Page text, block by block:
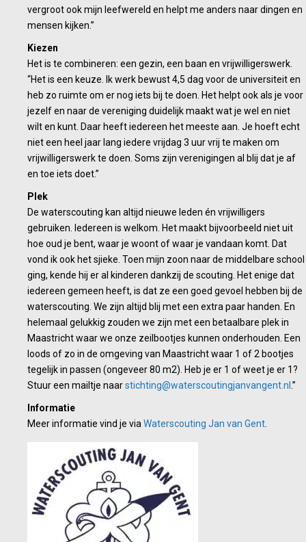
vergroot ook mijn leefwereld en helpt me anders naar dingen en
mensen kijken.”
Kiezen
Het is te combineren: een gezin, een baan en vrijwilligerswerk.
“Het is een keuze. Ik werk bewust 4,5 dag voor de universiteit en
heb zo ruimte om er nog iets bij te doen. Het helpt ook als je voor
jezelf en naar de vereniging duidelijk maakt wat je wel en niet
wilt en kunt. Daar heeft iedereen het meeste aan. Je hoeft echt
niet een heel jaar lang iedere vrijdag 3 uur vrij te maken om
vrijwilligerswerk te doen. Soms zijn verenigingen al blij dat je af
en toe iets doet.”
Plek
De waterscouting kan altijd nieuwe leden én vrijwilligers
gebruiken. Iedereen is welkom. Het maakt bijvoorbeeld niet uit
hoe oud je bent, waar je woont of waar je vandaan komt. Dat
vond ik ook het sjieke. Toen mijn zoon naar de middelbare school
ging, kende hij er al kinderen dankzij de scouting. Het enige dat
iedereen gemeen heeft, is dat ze een goed gevoel hebben bij de
waterscouting. We zijn altijd blij met een extra paar handen. En
helemaal gelukkig zouden we zijn met een betaalbare plek in
Maastricht waar we onze zeilbootjes kunnen onderhouden. Een
loods of zo in de omgeving van Maastricht waar 1 of 2 bootjes
tegelijk in passen (ongeveer 80 m2). Heb je er 1 of weet je er 1?
Stuur een mailtje naarstichting@waterscoutingjanvangent.nl .”
Informatie
Meer informatie vind je via Waterscouting Jan van Gent